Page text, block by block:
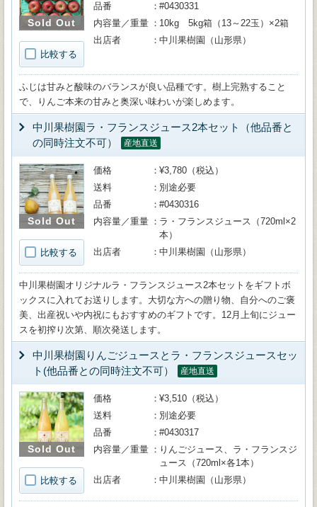
Sold Out
比較する
品番
#0430331
内容量／重量
10kg 5kg箱（13～22玉）×2箱
出店者
中川果樹園（山形県）
ふじは甘みと酸味のバランスが良い品種です。樹上完熟すること
で、りんご本来の甘みと奥深い味わいが楽しめます。
中川果樹園ラ・フランスジュース2本セット（他品番と
の同時注文不可）
産地直送
Sold Out
比較する
価格
¥3,780（税込）
送料
別途必要
品番
#0430316
内容量／重量
ラ・フランスジュース（720ml×2
本）
出店者
中川果樹園（山形県）
中川果樹園オリジナルラ・フランスジュース2本セットをギフトボ
ックスに入れてお送りします。大切な方への贈り物、自分へのご褒
美、出産祝いや内祝にもおすすめのギフトです。12月上旬にジュー
スを初搾り次第、順次発送します。
中川果樹園りんごジュースとラ・フランスジュースセッ
ト(他品番との同時注文不可）
産地直送
Sold Out
比較する
価格
¥3,510（税込）
送料
別途必要
品番
#0430317
内容量／重量
りんごジュース、ラ・フランスジ
ュース（720ml×各1本）
出店者
中川果樹園（山形県）